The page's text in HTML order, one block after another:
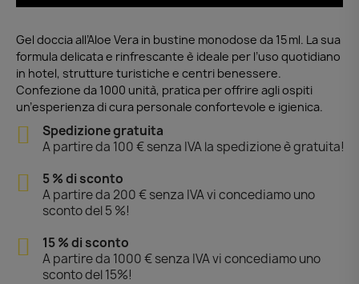
Gel doccia all’Aloe Vera in bustine monodose da 15 ml. La sua
formula delicata e rinfrescante è ideale per l’uso quotidiano
in hotel, strutture turistiche e centri benessere.
Confezione da 1000 unità, pratica per offrire agli ospiti
un’esperienza di cura personale confortevole e igienica.
Spedizione gratuita
A partire da 100 € senza IVA la spedizione è gratuita!
5 % di sconto
A partire da 200 € senza IVA vi concediamo uno
sconto del 5 %!
15 % di sconto
A partire da 1000 € senza IVA vi concediamo uno
sconto del 15%!